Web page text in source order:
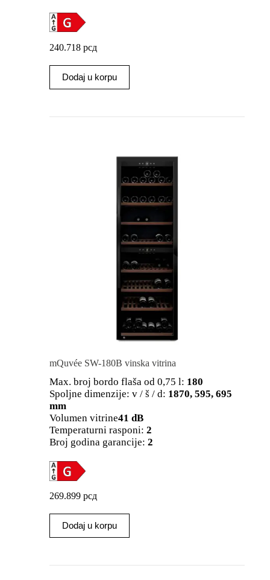
240.718 рсд
Dodaj u korpu
mQuvée SW-180B vinska vitrina
Max. broj bordo flaša od 0,75 l: 180
Spoljne dimenzije: v / š / d: 1870, 595, 695
mm
Volumen vitrine41 dB
Temperaturni rasponi: 2
Broj godina garancije: 2
269.899 рсд
Dodaj u korpu